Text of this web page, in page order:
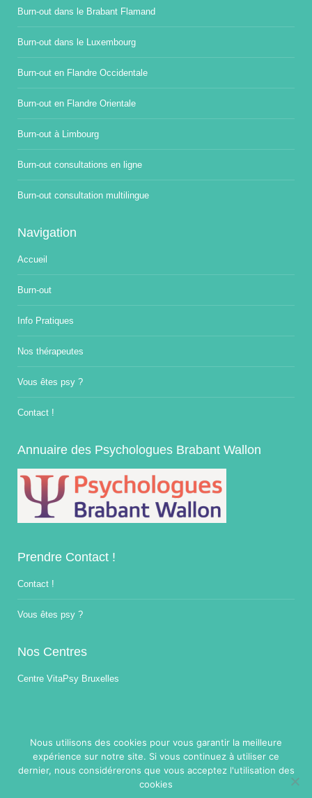
Burn-out dans le Brabant Flamand
Burn-out dans le Luxembourg
Burn-out en Flandre Occidentale
Burn-out en Flandre Orientale
Burn-out à Limbourg
Burn-out consultations en ligne
Burn-out consultation multilingue
Navigation
Accueil
Burn-out
Info Pratiques
Nos thérapeutes
Vous êtes psy ?
Contact !
Annuaire des Psychologues Brabant Wallon
Prendre Contact !
Contact !
Vous êtes psy ?
Nos Centres
Centre VitaPsy Bruxelles
Copyright © 2014-2026Traitement Burnout.Tous droits réservés.
Privium – Des services qui soutiennent vos soins. Pour
Nous utilisons des cookies pour vous garantir la meilleure
expérience sur notre site. Si vous continuez à utiliser ce
dernier, nous considérerons que vous acceptez l'utilisation des
cookies